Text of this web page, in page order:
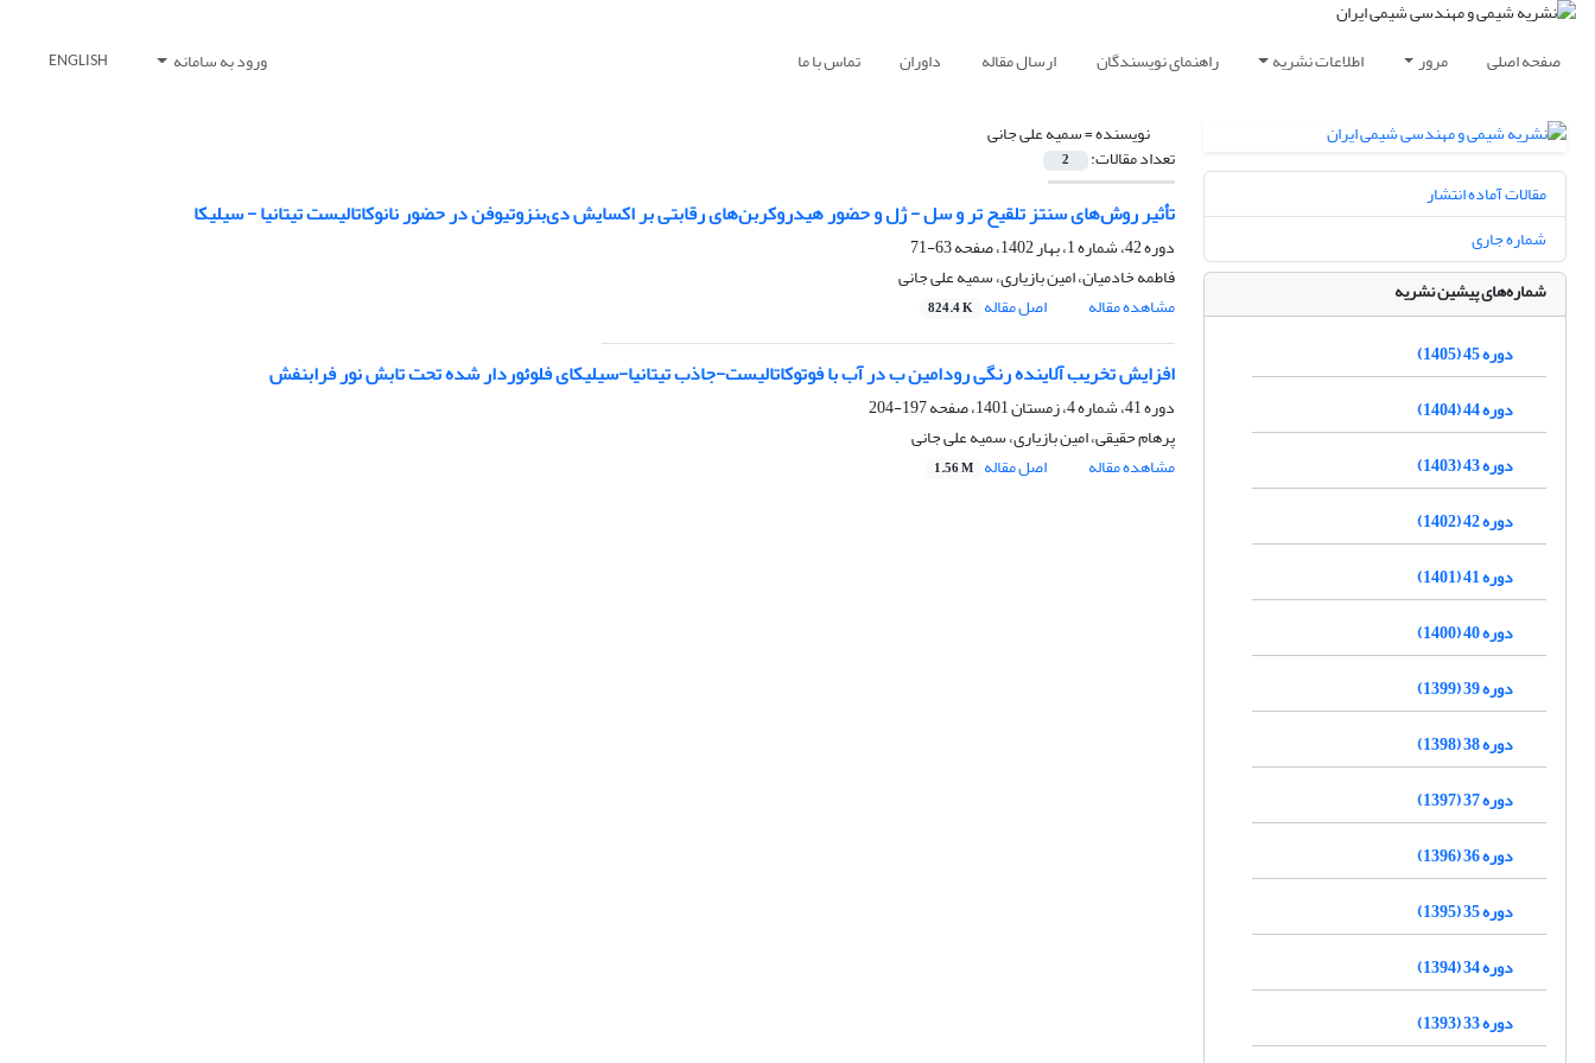
صفحه اصلی مرور اطلاعات نشریه راهنمای نویسندگان ارسال مقاله داوران تماس با ما ورود به سامانه ENGLISH
نویسنده =سمیه علی جانی
تعداد مقالات: 2
تأثیر روش‌های سنتز تلقیح تر و سل - ژل و حضور هیدروکربن‌های رقابتی بر اکسایش دی‌بنزوتیوفن در حضور نانوکاتالیست تیتانیا - سیلیکا
دوره 42، شماره 1، بهار 1402، صفحه
63-71
فاطمه خادمیان، امین بازیاری، سمیه علی جانی
مشاهده مقاله
اصل مقاله 824.4 K
افزایش تخریب آلاینده‌ رنگی رودامین ب در آب با فوتوکاتالیست-جاذب تیتانیا-سیلیکای فلوئوردار شده تحت تابش نور فرابنفش
دوره 41، شماره 4، زمستان 1401، صفحه
197-204
پرهام حقیقی، امین بازیاری، سمیه علی جانی
مشاهده مقاله
اصل مقاله 1.56 M
مقالات آماده انتشار
شماره جاری
شماره‌های پیشین نشریه
دوره 45 (1405)
دوره 44 (1404)
دوره 43 (1403)
دوره 42 (1402)
دوره 41 (1401)
دوره 40 (1400)
دوره 39 (1399)
دوره 38 (1398)
دوره 37 (1397)
دوره 36 (1396)
دوره 35 (1395)
دوره 34 (1394)
دوره 33 (1393)